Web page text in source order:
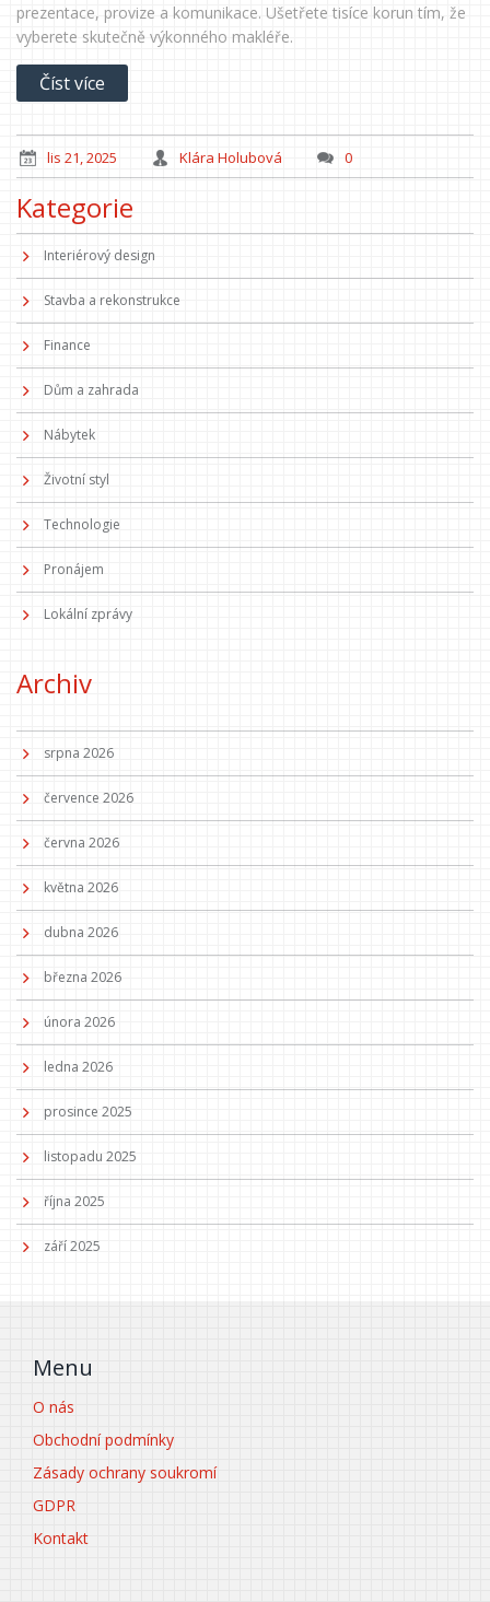
prezentace, provize a komunikace. Ušetřete tisíce korun tím, že
vyberete skutečně výkonného makléře.
Číst více
lis 21, 2025 Klára Holubová 0
Kategorie
Interiérový design
Stavba a rekonstrukce
Finance
Dům a zahrada
Nábytek
Životní styl
Technologie
Pronájem
Lokální zprávy
Archiv
srpna 2026
července 2026
června 2026
května 2026
dubna 2026
března 2026
února 2026
ledna 2026
prosince 2025
listopadu 2025
října 2025
září 2025
Menu
O nás
Obchodní podmínky
Zásady ochrany soukromí
GDPR
Kontakt